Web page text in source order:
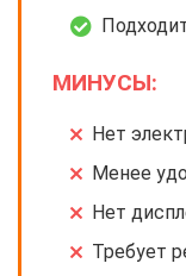
МИНУСЫ:
Нет
Менее
Нет
Требует